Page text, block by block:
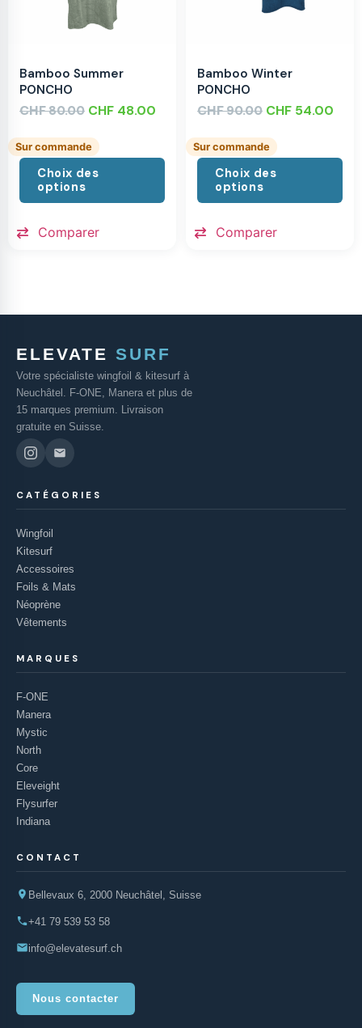
Bamboo Summer
PONCHO
CHF80.00 CHF 48.00
Sur commande
Choix des
options
Comparer
Bamboo Winter
PONCHO
CHF90.00 CHF 54.00
Sur commande
Choix des
options
Comparer
ELEVATE SURF
Votre spécialiste wingfoil & kitesurf à
Neuchâtel. F-ONE, Manera et plus de
15 marques premium. Livraison
gratuite en Suisse.
CATÉGORIES
Wingfoil
Kitesurf
Accessoires
Foils & Mats
Néoprène
Vêtements
MARQUES
F-ONE
Manera
Mystic
North
Core
Eleveight
Flysurfer
Indiana
CONTACT
Bellevaux 6, 2000 Neuchâtel, Suisse
+41 79 539 53 58
info@elevatesurf.ch
Nous contacter